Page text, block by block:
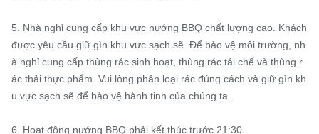
5. Nhà nghỉ cung cấp khu vực nướng BBQ chất lượng cao. Khách
được yêu cầu giữ gìn khu vực sạch sẽ. Để bảo vệ môi trường, nh
à nghỉ cung cấp thùng rác sinh hoạt, thùng rác tái chế và thùng r
ác thải thực phẩm. Vui lòng phân loại rác đúng cách và giữ gìn kh
u vực sạch sẽ để bảo vệ hành tinh của chúng ta.
6. Hoạt động nướng BBQ phải kết thúc trước 21:30.